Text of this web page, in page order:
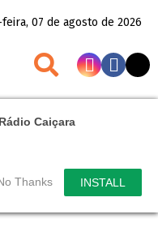
Caiçara
Thanks INSTALL
07 de agosto de 2026